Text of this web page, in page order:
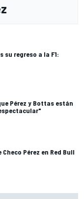
su regreso a la F1:
Pérez y Bottas están
Pérez en Red Bull